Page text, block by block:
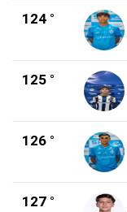
124 °
125 °
126 °
127 °